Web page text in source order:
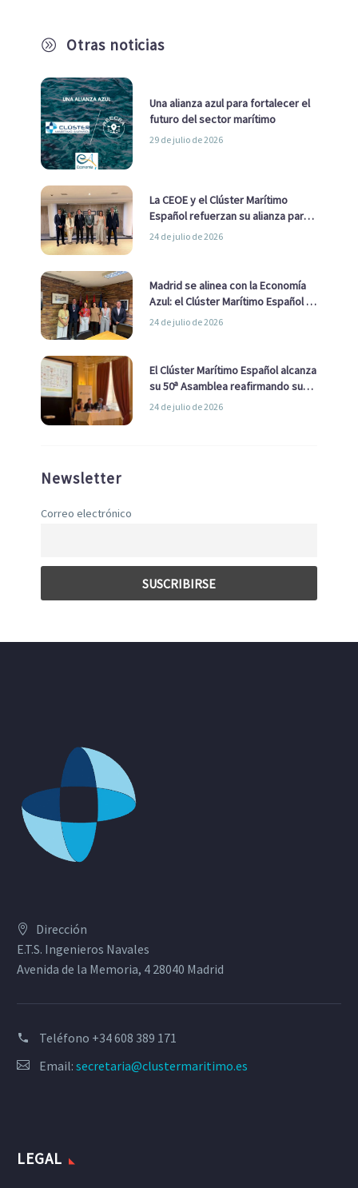
A Otras noticias
Una alianza azul para fortalecer el
futuro del sector marítimo
29 de julio de 2026
La CEOE y el Clúster Marítimo
Español refuerzan su alianza para
impulsar una estrategia Nacional
24 de julio de 2026
Madrid se alinea con la Economía
Azul: el Clúster Marítimo Español y
la Real Liga Naval avanzan alianzas
24 de julio de 2026
El Clúster Marítimo Español alcanza
su 50ª Asamblea reafirmando su
liderazgo en la Economía Azul
24 de julio de 2026
Newsletter
Correo electrónico
Dirección
E.T.S. Ingenieros Navales
Avenida de la Memoria, 4 28040 Madrid
Teléfono +34 608 389 171
Email: secretaria@clustermaritimo.es
LEGAL